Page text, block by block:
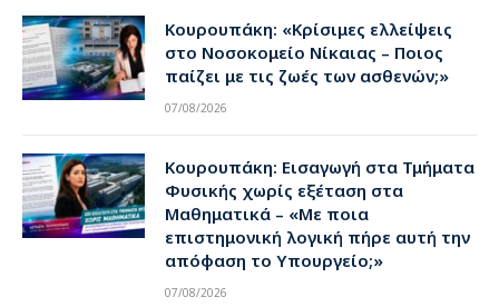
Κουρουπάκη: «Κρίσιμες ελλείψεις
στο Νοσοκομείο Νίκαιας – Ποιος
παίζει με τις ζωές των ασθενών;»
07/08/2026
Κουρουπάκη: Εισαγωγή στα Τμήματα
Φυσικής χωρίς εξέταση στα
Μαθηματικά – «Με ποια
επιστημονική λογική πήρε αυτή την
απόφαση το Υπουργείο;»
07/08/2026